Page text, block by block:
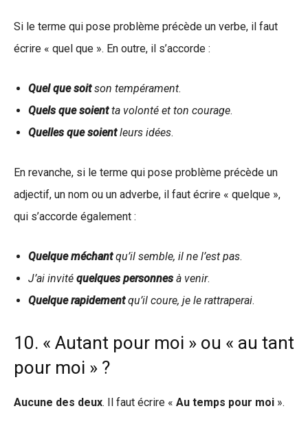
Si le terme qui pose problème précède un verbe, il faut
écrire « quel que ». En outre, il s’accorde :
Quel que soitson tempérament.
Quels que soientta volonté et ton courage.
Quelles que soientleurs idées.
En revanche, si le terme qui pose problème précède un
adjectif, un nom ou un adverbe, il faut écrire « quelque »,
qui s’accorde également :
Quelque méchantqu’il semble, il ne l’est pas.
J’ai invité quelques personnes à venir.
Quelque rapidementqu’il coure, je le rattraperai.
10. « Autant pour moi » ou « au tant
pour moi » ?
Aucune des deux. Il faut écrire « Au temps pour moi ».